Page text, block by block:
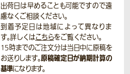
出荷日は早めることも可能ですので遠
慮なくご相談ください。
到着予定日は地域によって異なりま
す。詳しくはこちらをご覧ください。
15時までのご注文分は当日中に原稿を
お送りします。原稿確定日が納期計算の
基準になります。